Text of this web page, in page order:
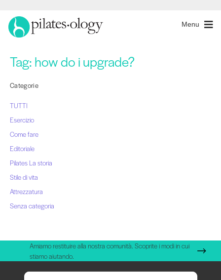
Menu
Tag:how do i upgrade?
Categorie
TUTTI
Esercizio
Come fare
Editoriale
Pilates La storia
Stile di vita
Attrezzatura
Senza categoria
Amiamo restituire alla nostra comunità. Scoprite i modi in cui
stiamo aiutando.